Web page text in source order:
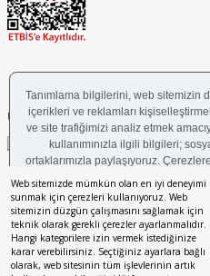
Web sitemizde mümkün olan en iyi deneyimi
sunmak için çerezleri kullanıyoruz. Web
sitemizin düzgün çalışmasını sağlamak için
teknik olarak gerekli çerezler ayarlanmalıdır.
Hangi kategorilere izin vermek istediğinize
karar verebilirsiniz. Seçtiğiniz ayarlara bağlı
olarak, web sitesinin tüm işlevlerinin artık
UYGULAMAMIZI İNDİRİN
Bilgi Toplumu Hizmetleri BGYS Politikası